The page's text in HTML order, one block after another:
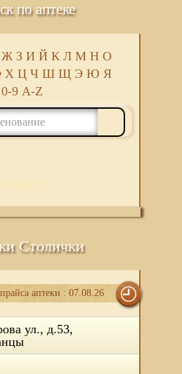
по аптеке
Ж З И Й К Л М Н О
Х Ц Ч Ш Щ Э Ю Я
0-9 A-Z
ПОИСК
Столички
аптеки : 07.08.26
ул., д.53,